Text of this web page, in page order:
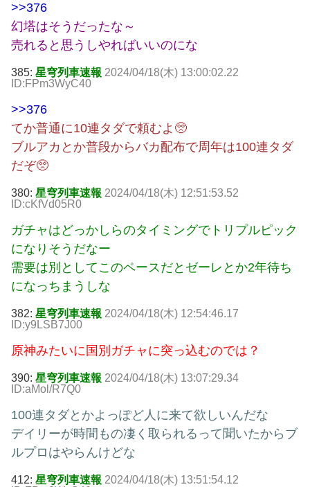
>>376
幻塔はそうだったな～
売れると思うしやればいいのにな
385: 星穹列車速報 2024/04/18(木) 13:00:02.22
ID:FPm3WyC40
>>376
てか普通に10連タダで頼むよ🥺
ブルアカとか普段からバカ配布で周年は100連タダ
だぞ🥺
380: 星穹列車速報 2024/04/18(木) 12:51:53.52
ID:cKfVd05R0
ガチャはどっかしらのタイミングでトリプルピック
になりそうだなー
需要は別としてこのペースだとゼーレとか2年待ち
になっちまうしな
382: 星穹列車速報 2024/04/18(木) 12:54:46.17
ID:y9LSB7J00
原神みたいに国別ガチャに突っ込むのでは？
390: 星穹列車速報 2024/04/18(木) 13:07:29.34
ID:aMol/R7Q0
100連タダとかよっぽど人に来て欲しいんだな
デイリーが時間もの凄く取られるって聞いたからブ
ルプロはやらんけどな
412: 星穹列車速報 2024/04/18(木) 13:51:54.12